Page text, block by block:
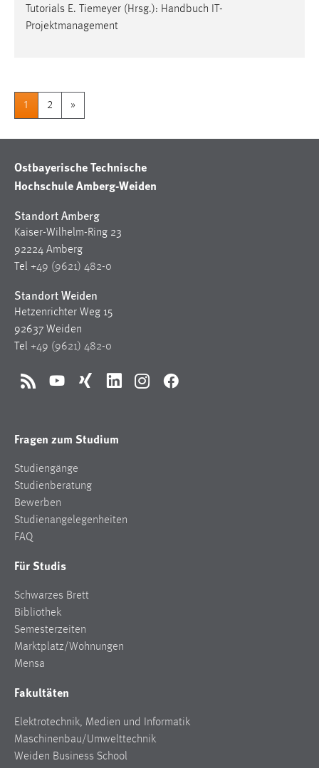
Tutorials E. Tiemeyer (Hrsg.): Handbuch IT-
Projektmanagement
1 2 »
Ostbayerische Technische
Hochschule Amberg-Weiden
Standort Amberg
Kaiser-Wilhelm-Ring 23
92224 Amberg
Tel +49 (9621) 482-0
Standort Weiden
Hetzenrichter Weg 15
92637 Weiden
Tel +49 (9621) 482-0
RSS YouTubeXing LinkedInInstagramFacebook
Fragen zum Studium
Studiengänge
Studienberatung
Bewerben
Studienangelegenheiten
FAQ
Für Studis
Schwarzes Brett
Bibliothek
Semesterzeiten
Marktplatz/Wohnungen
Mensa
Fakultäten
Elektrotechnik, Medien und Informatik
Maschinenbau/Umwelttechnik
Weiden Business School